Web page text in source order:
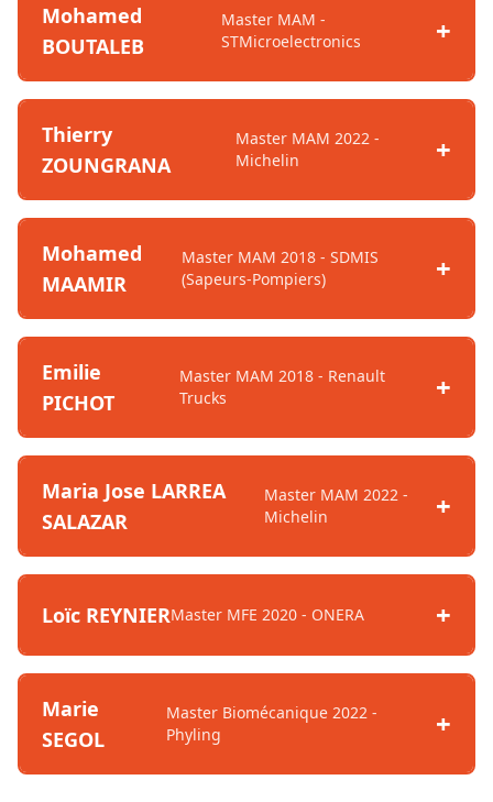
Mohamed
BOUTALEB
Master MAM -
STMicroelectronics
Thierry
ZOUNGRANA
Master MAM 2022 -
Michelin
Mohamed
MAAMIR
Master MAM 2018 - SDMIS
(Sapeurs-Pompiers)
Emilie
PICHOT
Master MAM 2018 - Renault
Trucks
Maria Jose LARREA
SALAZAR
Master MAM 2022 -
Michelin
Loïc REYNIERMaster MFE 2020 - ONERA
Marie
SEGOL
Master Biomécanique 2022 -
Phyling